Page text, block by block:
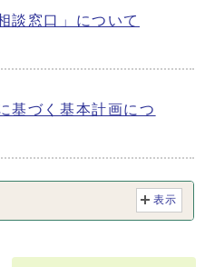
談窓口」について
基づく基本計画につ
表示